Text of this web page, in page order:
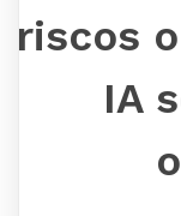
riscos
IA